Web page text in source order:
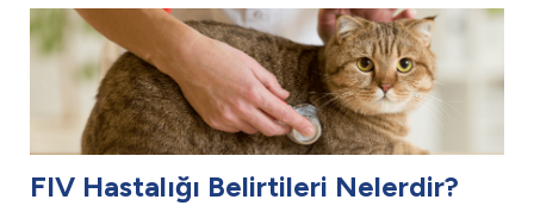
FIV Hastalığı Belirtileri Nelerdir?